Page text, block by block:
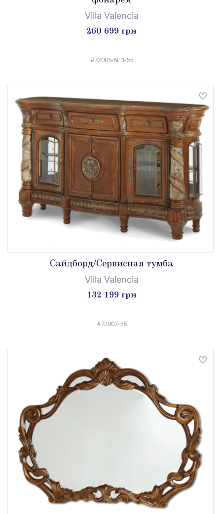
Villa Valencia
260 699 грн
#72005-6LB-55
Сайдборд/Сервисная тумба
Villa Valencia
132 199 грн
#72007-55